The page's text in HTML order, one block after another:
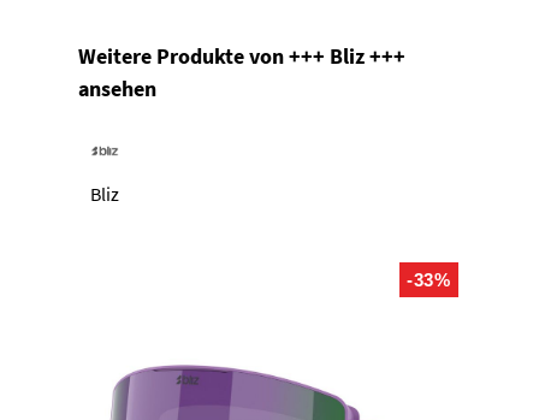
Produktgalerie überspringen
Weitere Produkte von +++ Bliz +++
ansehen
Bliz
-33%